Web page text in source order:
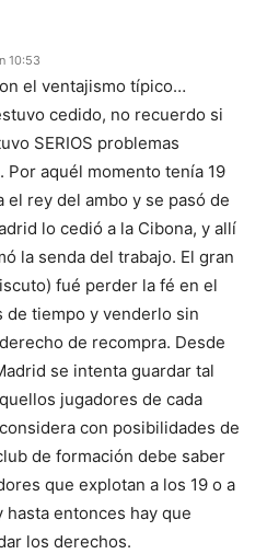
10:53
el ventajismo típico…
cedido, no recuerdo si
SERIOS problemas
Por aquél momento tenía 19
el rey del ambo y se pasó de
lo cedió a la Cibona, y allí
la senda del trabajo. El gran
fué perder la fé en el
de tiempo y venderlo sin
de recompra. Desde
se intenta guardar tal
jugadores de cada
con posibilidades de
de formación debe saber
que explotan a los 19 o a
hasta entonces hay que
los derechos.